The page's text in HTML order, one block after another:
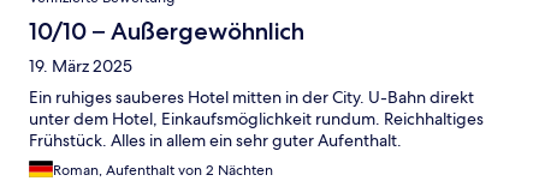
10/10 – Außergewöhnlich
19. März 2025
Ein ruhiges sauberes Hotel mitten in der City. U-Bahn direkt
unter dem Hotel, Einkaufsmöglichkeit rundum. Reichhaltiges
Frühstück. Alles in allem ein sehr guter Aufenthalt.
Roman, Aufenthalt von 2 Nächten